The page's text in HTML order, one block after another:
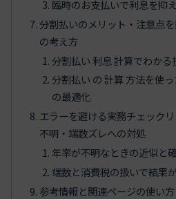
臨時のお支払いで利息を抑
分割払いのメリット・注意点
の考え方
分割払い 利息 計算でわか
分割払い の 計算 方法を使
の最適化
エラーを避ける実務チェック
不明・端数ズレへの対処
年率が不明なときの近似と
端数と消費税の扱いで結果
参考情報と関連ページの使い